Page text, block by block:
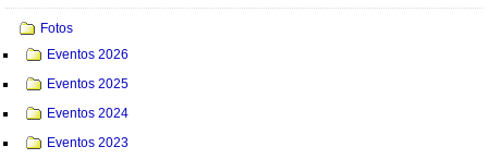
Fotos
Eventos 2026
Eventos 2025
Eventos 2024
Eventos 2023